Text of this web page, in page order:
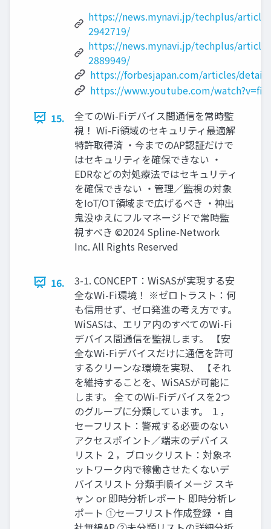
https://news.mynavi.jp/techplus/
2942719/
https://news.mynavi.jp/techplus/
2889949/
https://forbesjapan.com/articles/detail/
https://www.youtube.com/
15.
全てのWi-Fiデバイス間通信を常時監
視！ Wi-Fi領域のセキュリティ最適解
特許取得済 ・今までのAP認証だけで
はセキュリティを確保できない ・
EDRなどの対処療法ではセキュリティ
を確保できない ・管理／監視の対象
をIoT/OT領域まで広げるべき ・神出
鬼没ゆえにフルマネージドで常時監
視すべき ©2024 Spline-Network
Inc. All Rights Reserved
16.
3-1. CONCEPT：WiSASが実現する安
全なWi-Fi環境！ ※ゼロトラスト：何
も信用せず、ゼロ発進の考え方です。
WiSASは、エリア内のすべてのWi-Fi
デバイス間通信を監視します。 【安
全なWi-Fiデバイスだけに通信を許可
するクリーンな環境を実現、 【それ
を維持することを、WiSASが可能に
します。 全てのWi-Fiデバイスを2つ
のグループに分類しています。 １，
セーフリスト：警戒する必要のない
アクセスポイント／端末のデバイス
リスト ２，ブロックリスト：対象ネ
ットワーク内で稼働させたくないデ
バイスリスト 分類手順イメージ スキ
ャン or 即時分析レポート 即時分析レ
ポート ①セーフリスト作成登録 ・自